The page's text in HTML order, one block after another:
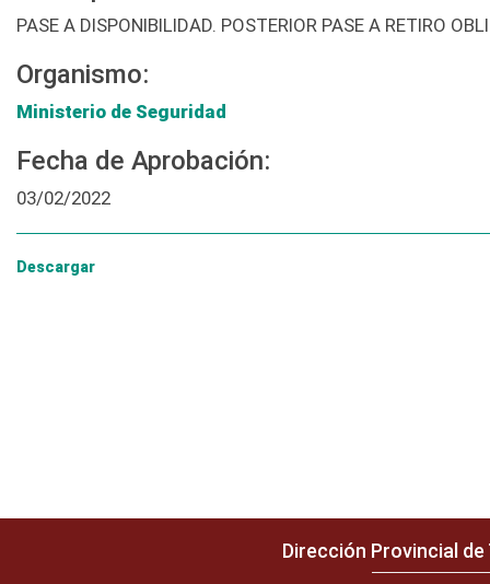
PASE A DISPONIBILIDAD. POSTERIOR PASE A RETIRO
Organismo:
Ministerio de Seguridad
Fecha de Aprobación:
03/02/2022
Descargar
Dirección Provincial